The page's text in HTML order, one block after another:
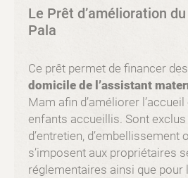
Le Prêt d’amélioration
Pala
Ce prêt permet de financer des
domicile de l’assistant
Mam afin d’améliorer
enfants accueillis. Sont
d’entretien, d’embellissement
s’imposent aux propriétaires
réglementaires ainsi que pour